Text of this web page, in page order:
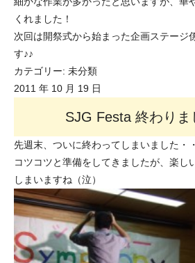
くれました！
次回は開祭式から始まった企画ステージ
す♪♪
カテゴリー: 未分類
2011 年 10 月 19 日
SJG Festa 終わりま
先週末、ついに終わってしまいました・
コツコツと準備をしてきましたが、楽し
しまいますね（泣）